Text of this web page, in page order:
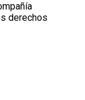
derechos